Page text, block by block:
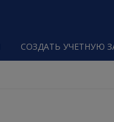
СОЗДАТЬ УЧЕТНУЮ